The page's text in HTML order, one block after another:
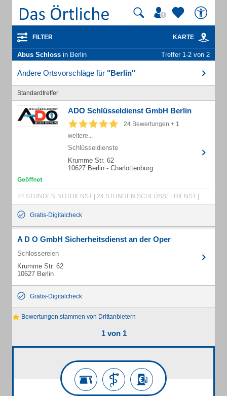
FILTER KARTE
Abus Schloss in Berlin Treffer 1-2 von 2
Andere Ortsvorschläge für "Berlin"
Standardtreffer
ADO Schlüsseldienst GmbH Berlin
24 Bewertungen + 1
weitere...
Schlüsseldienste
Krumme Str. 62
10627 Berlin - Charlottenburg
24 STUNDEN NOTDIENST | 24 STUNDEN SCHLÜSSELDIENST | 24 STUNDEN SCHLÜSSELNOTDIENST | ABUS SCHLOSS | ABUS-SCHLÖSSER | ALLE BEZIRKE | BERLINER SCHLÜSSELDIENST | EINBRUCHSCHÄDEN | EINBRUCHSCHADEN-SOFORTHILFE | EINBRUCHSCHUTZ | EINBRUCHSICHERHEIT | EINBRUCH-SOFORTHILFE | EINBRUCHSSCHADENBESEITIGUNG | EINSTECKSCHLÖSSER | FENSTER NOTDIENST | FENSTERREPARATUR | FENSTERSCHLOSS | GLASBRUCH REPARATUR | GLASEREI NOTDIENST | GÜNSTIGER SCHLÜSSELDIENST | GÜNSTIGER SCHLÜSSELDIENST | ZUSATZINFORMATIONEN: SCHLÜSSELDIENST
Gratis-Digitalcheck
A D O GmbH Sicherheitsdienst an der Oper
Schlossereien
Krumme Str. 62
10627 Berlin
Gratis-Digitalcheck
Bewertungen stammen von Drittanbietern
1 von 1